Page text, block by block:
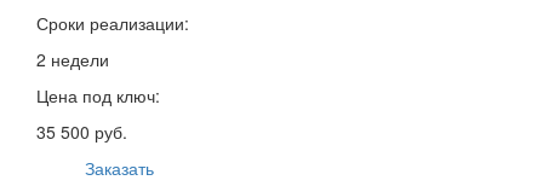
Сроки реализации:
2 недели
Цена под ключ:
35 500 руб.
Заказать